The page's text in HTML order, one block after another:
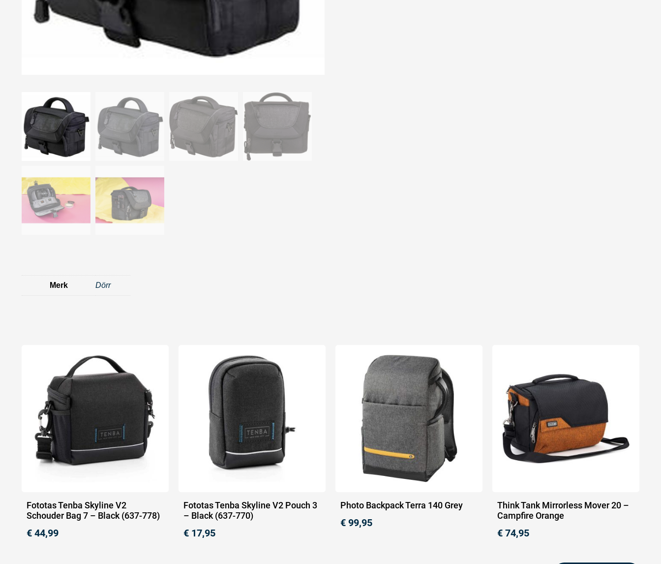
Merk Dörr
Fototas Tenba Skyline V2
Schouder Bag 7 – Black (637-778)
€ 44,99
Fototas Tenba Skyline V2 Pouch 3
– Black (637-770)
€ 17,95
Photo Backpack Terra 140 Grey
€ 99,95
Think Tank Mirrorless Mover 20 –
Campfire Orange
€ 74,95